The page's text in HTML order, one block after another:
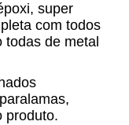
super
com todos
de metal
produto.